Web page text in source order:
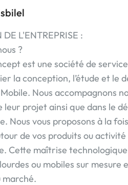
L'ENTREPRISE :
?
est une société de
la conception, l’étude et le
Nous accompagnons
leur projet ainsi que dans le
Nous vous proposons à la
de vos produits ou
Cette maîtrise
ou mobiles sur mesure
marché.